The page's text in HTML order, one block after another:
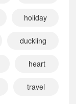
holiday
duckling
heart
travel